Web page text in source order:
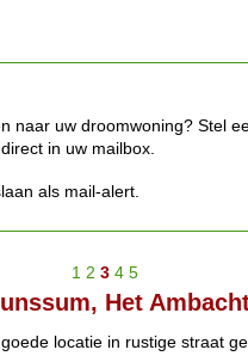
naar uw droomwoning? Stel
in uw mailbox.
als mail-alert.
1 2 3 4 5
Het
locatie in rustige straat